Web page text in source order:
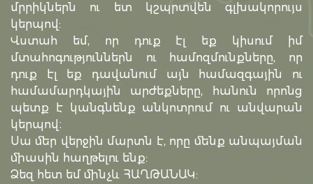
մրրիկներն ու ետ կշպրտվեն գլխակորույս
կերպով:
Վստահ եմ, որ դուք էլ եք կիսում իմ
մտահոգություններն ու համոզմունքները, որ
դուք էլ եք դավանում այն համազգային ու
համամարդկային արժեքները, հանուն որոնց
պետք է կանգնենք անկոտրում ու անվարան
կերպով։
Սա մեր վերջին մարտն է, որը մենք անպայման
միասին հաղթելու ենք:
Ձեզ հետ եմ մինչև ՀԱՂԹԱՆԱԿ: